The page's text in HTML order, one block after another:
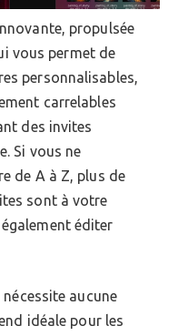
propulsée
vous permet de
personnalisables,
carrelables
des invites
Si vous ne
de A à Z, plus de
sont à votre
éditer
aucune
idéale pour les